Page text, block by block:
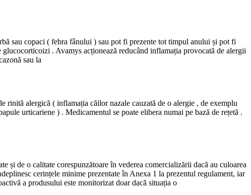
sau copaci ( febra fânului ) sau pot fi prezente tot timpul anului și pot fi
. Avamys acționează reducând inflamația provocată de alergii
sau la
rinită alergică ( inflamația căilor nazale cauzată de o alergie , de exemplu
urticariene ) . Medicamentul se poate elibera numai pe bază de rețetă .
și de o calitate corespunzătoare în vederea comercializării dacă au culoarea
cerințele minime prezentate în Anexa 1 la prezentul regulament, iar
a produsului este monitorizat doar dacă situația o